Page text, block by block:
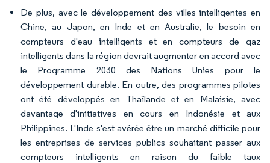
De plus, avec le développement des villes intelligentes en
Chine, au Japon, en Inde et en Australie, le besoin en
compteurs d'eau intelligents et en compteurs de gaz
intelligents dans la région devrait augmenter en accord avec
le Programme 2030 des Nations Unies pour le
développement durable. En outre, des programmes pilotes
ont été développés en Thaïlande et en Malaisie, avec
davantage d'initiatives en cours en Indonésie et aux
Philippines. L'Inde s'est avérée être un marché difficile pour
les entreprises de services publics souhaitant passer aux
compteurs intelligents en raison du faible taux